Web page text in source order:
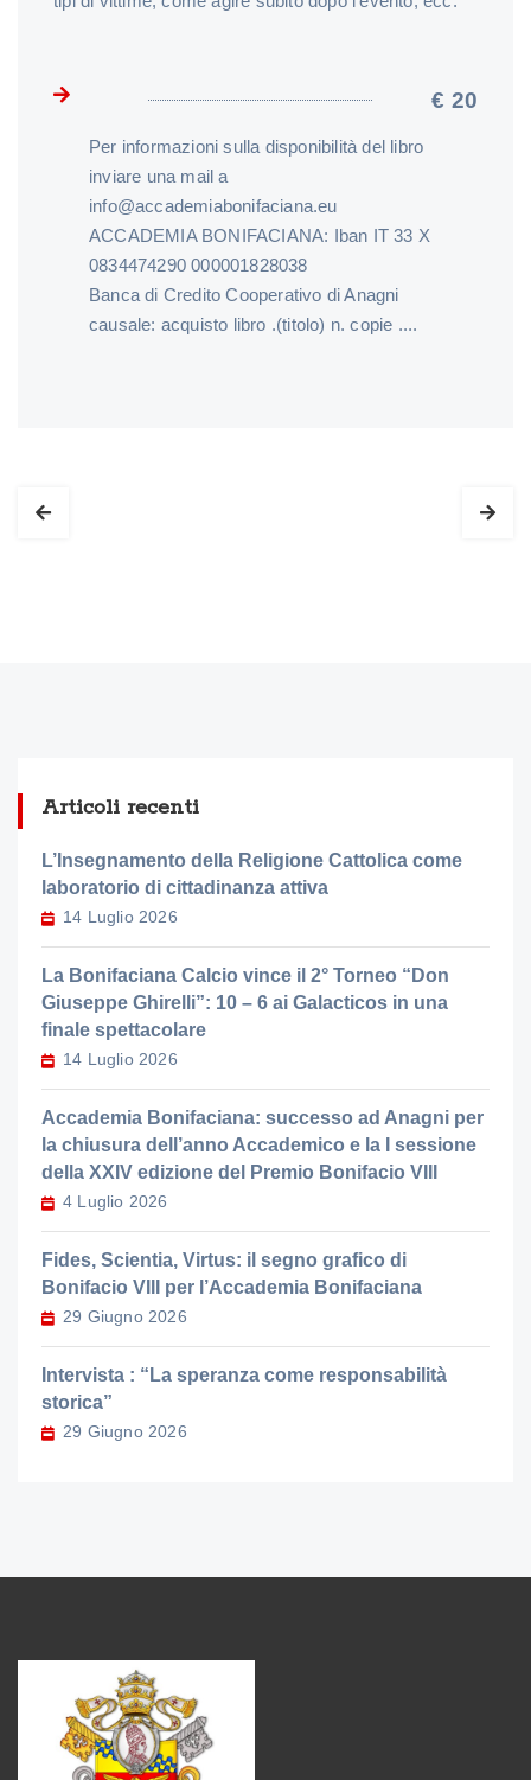
€ 20
Per informazioni sulla disponibilità del libro
inviare una mail a
info@accademiabonifaciana.eu
ACCADEMIA BONIFACIANA: Iban IT 33 X
0834474290 000001828038
Banca di Credito Cooperativo di Anagni
causale: acquisto libro .(titolo) n. copie ....
Articoli recenti
L’Insegnamento della Religione Cattolica come
laboratorio di cittadinanza attiva
14 Luglio 2026
La Bonifaciana Calcio vince il 2° Torneo “Don
Giuseppe Ghirelli”: 10 – 6 ai Galacticos in una
finale spettacolare
14 Luglio 2026
Accademia Bonifaciana: successo ad Anagni per
la chiusura dell’anno Accademico e la I sessione
della XXIV edizione del Premio Bonifacio VIII
4 Luglio 2026
Fides, Scientia, Virtus: il segno grafico di
Bonifacio VIII per l’Accademia Bonifaciana
29 Giugno 2026
Intervista : “La speranza come responsabilità
storica”
29 Giugno 2026